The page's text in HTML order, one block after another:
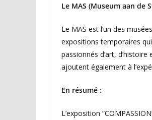
Le MAS (Museum aan de
Le MAS est l’un des
expositions temporaires
passionnés d’art,
ajoutent également à
En résumé :
L’exposition